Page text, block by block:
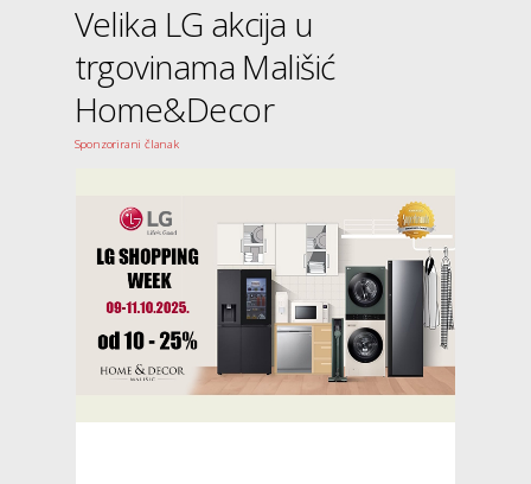
Velika LG akcija u
trgovinama Mališić
Home&Decor
Sponzorirani članak